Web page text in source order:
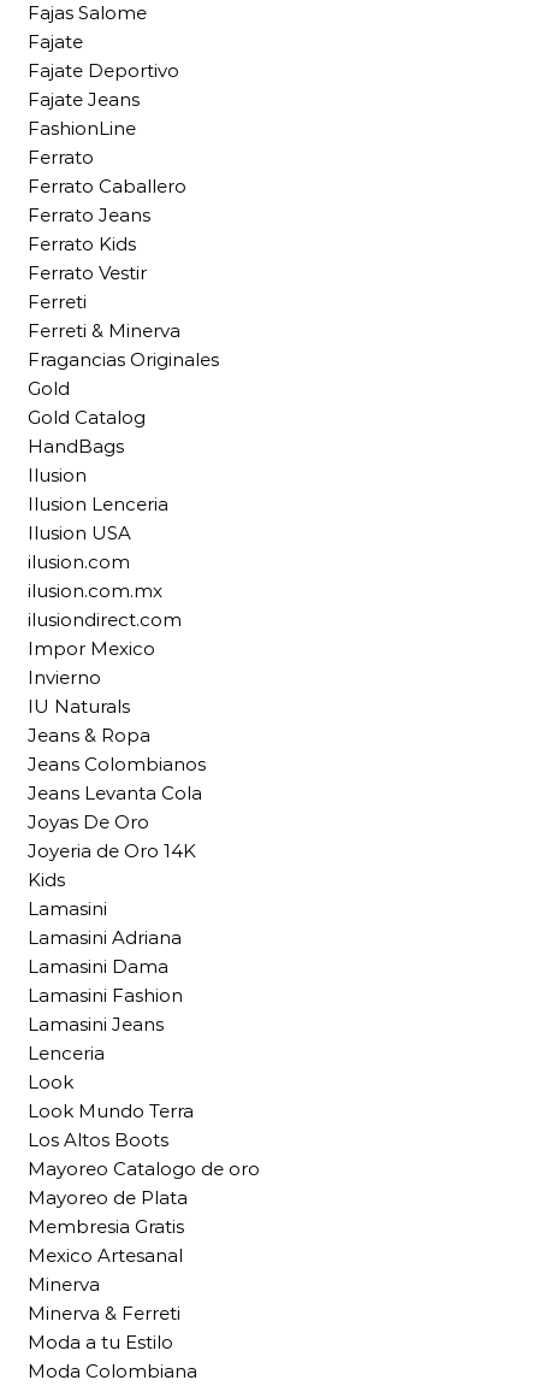
Fajas Salome
Fajate
Fajate Deportivo
Fajate Jeans
FashionLine
Ferrato
Ferrato Caballero
Ferrato Jeans
Ferrato Kids
Ferrato Vestir
Ferreti
Ferreti & Minerva
Fragancias Originales
Gold
Gold Catalog
HandBags
Ilusion
Ilusion Lenceria
Ilusion USA
ilusion.com
ilusion.com.mx
ilusiondirect.com
Impor Mexico
Invierno
IU Naturals
Jeans & Ropa
Jeans Colombianos
Jeans Levanta Cola
Joyas De Oro
Joyeria de Oro 14K
Kids
Lamasini
Lamasini Adriana
Lamasini Dama
Lamasini Fashion
Lamasini Jeans
Lenceria
Look
Look Mundo Terra
Los Altos Boots
Mayoreo Catalogo de oro
Mayoreo de Plata
Membresia Gratis
Mexico Artesanal
Minerva
Minerva & Ferreti
Moda a tu Estilo
Moda Colombiana